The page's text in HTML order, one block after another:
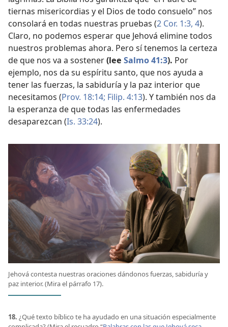
tiernas misericordias y el Dios de todo consuelo” nos
consolará en todas nuestras pruebas (2 Cor. 1:3, 4).
Claro, no podemos esperar que Jehová elimine todos
nuestros problemas ahora. Pero sí tenemos la certeza
de que nos va a sostener(lee Salmo 41:3). Por
ejemplo, nos da su espíritu santo, que nos ayuda a
tener las fuerzas, la sabiduría y la paz interior que
necesitamos (Prov. 18:14; Filip. 4:13). Y también nos da
la esperanza de que todas las enfermedades
desaparezcan (Is. 33:24).
Jehová contesta nuestras oraciones dándonos fuerzas, sabiduría y
paz interior. (Mira el párrafo 17).
18. ¿Qué texto bíblico te ha ayudado en una situación especialmente